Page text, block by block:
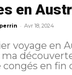
en
- Avr 18, 2024
voyage en
en fin